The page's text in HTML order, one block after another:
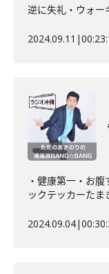
逆に失礼・ウォー
2024.09.11 |
・健康第一・お
ックテッカーたま
2024.09.04|